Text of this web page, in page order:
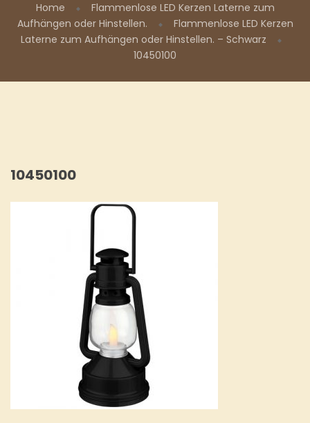
Home
Flammenlose LED Kerzen Laterne zum
Aufhängen oder Hinstellen.
Flammenlose LED Kerzen
Laterne zum Aufhängen oder Hinstellen. – Schwarz
10450100
10450100